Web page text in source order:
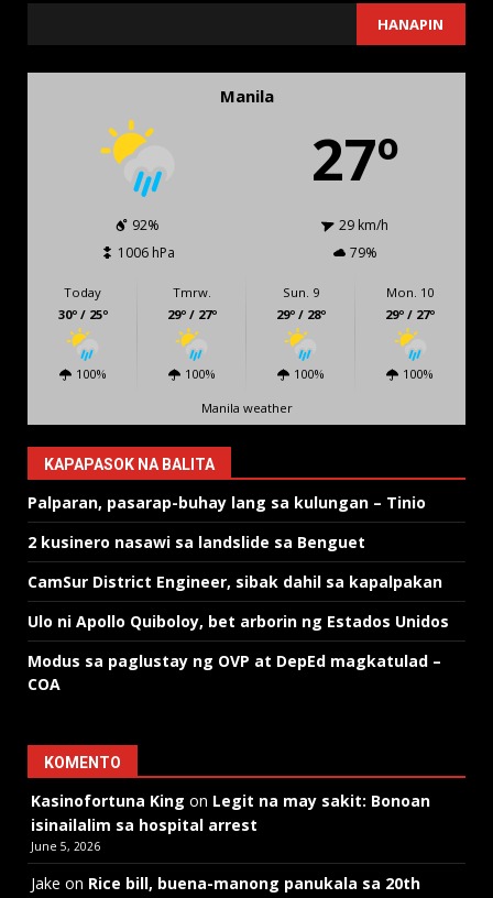
HANAPIN
Manila
27º
92%
29 km/h
1006 hPa
79%
Today
30º / 25º
100%
Tmrw.
29º / 27º
100%
Sun. 9
29º / 28º
100%
Mon. 10
29º / 27º
100%
Manila weather
KAPAPASOK NA BALITA
Palparan, pasarap-buhay lang sa kulungan – Tinio
2 kusinero nasawi sa landslide sa Benguet
CamSur District Engineer, sibak dahil sa kapalpakan
Ulo ni Apollo Quiboloy, bet arborin ng Estados Unidos
Modus sa paglustay ng OVP at DepEd magkatulad –
COA
KOMENTO
Kasinofortuna King on Legit na may sakit: Bonoan
isinailalim sa hospital arrest
June 5, 2026
Jake on Rice bill, buena-manong panukala sa 20th